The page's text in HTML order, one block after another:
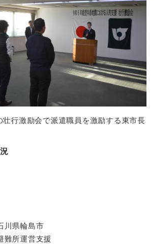
行激励会で派遣職員を激励する東市長
県輪島市
所運営支援